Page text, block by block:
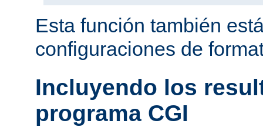
Esta función también
configuraciones de
Incluyendo los
programa CGI